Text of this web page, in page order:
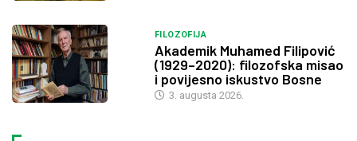
FILOZOFIJA
Akademik Muhamed Filipović
(1929–2020): filozofska misao
i povijesno iskustvo Bosne
3. augusta 2026.